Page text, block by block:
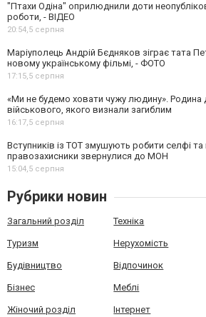
"Птахи Одіна" оприлюднили доти
роботи, - ВІДЕО
20:54,5 серпня
Маріуполець Андрій Бєдняков зіграє тата
новому українському фільмі, - ФОТО
17:15,5 серпня
«Ми не будемо ховати чужу людину». Родина
військового, якого визнали загиблим
16:17,5 серпня
Вступників із ТОТ змушують робити селфі
правозахисники звернулися до МОН
15:04,5 серпня
Рубрики новин
Загальний розділ Техніка
Туризм Нерухомість
Будівництво Відпочинок
Бізнес Меблі
Жіночий розділ Інтернет